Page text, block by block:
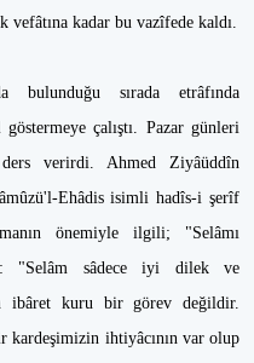
vefâtına kadar bu vazîfede kaldı.
bulunduğu sırada etrâfında
çalıştı. Pazar günleri
ders verirdi. Ahmed Ziyâüddîn
Ehâdis isimli hadîs-i şerîf
önemiyle ilgili; "Selâmı
"Selâm sâdece iyi dilek ve
ibâret kuru bir görev değildir.
kardeşimizin ihtiyâcının var olup